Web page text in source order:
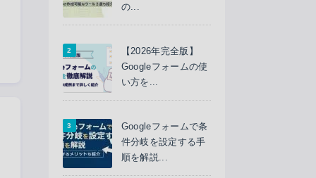
の...
【2026年完全版】
Googleフォームの使
い方を...
Googleフォームで条
件分岐を設定する手
順を解説...